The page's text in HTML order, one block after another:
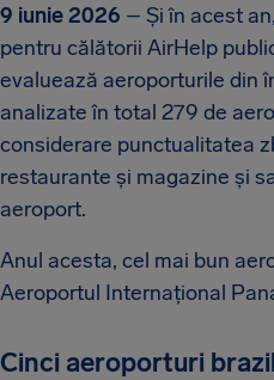
9 iunie 2026 – Și în acest
pentru călătorii AirHelp
evaluează aeroporturile din
analizate în total 279 de
considerare punctualitatea
restaurante și magazine și
aeroport.
Anul acesta, cel mai bun
Aeroportul Internațional
Cinci aeroporturi